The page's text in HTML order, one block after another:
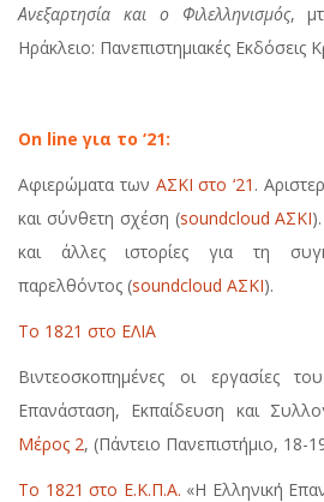
Ανεξαρτησία και ο Φιλελληνισμός,
Ηράκλειο: Πανεπιστημιακές Εκδόσεις
On line για το ‘21:
Αφιερώματα των ΑΣΚΙ στο ‘21 .
και σύνθετη σχέση (soundcloud ΑΣΚΙ
και άλλες ιστορίες για τη
παρελθόντος (soundcloud ΑΣΚΙ).
Το 1821 στο ΕΛΙΑ
Βιντεοσκοπημένες οι εργασίες
Επανάσταση, Εκπαίδευση και
Μέρος 2, (Πάντειο Πανεπιστήμιο, 18-
Το 1821 στο Ε.Κ.Π.Α. «Η Ελληνική